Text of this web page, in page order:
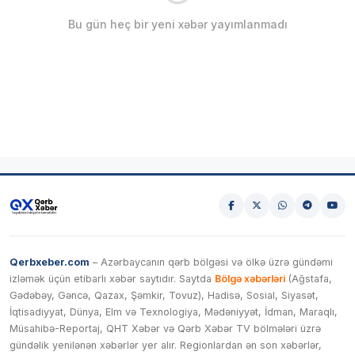
Bu gün heç bir yeni xəbər yayımlanmadı
Qerbxeber.com – Azərbaycanın qərb bölgəsi və ölkə üzrə gündəmi
izləmək üçün etibarlı xəbər saytıdır. Saytda Bölgə xəbərləri (Ağstafa,
Gədəbəy, Gəncə, Qazax, Şəmkir, Tovuz), Hadisə, Sosial, Siyasət,
İqtisadiyyat, Dünya, Elm və Texnologiya, Mədəniyyət, İdman, Maraqlı,
Müsahibə-Reportaj, QHT Xəbər və Qərb Xəbər TV bölmələri üzrə
gündəlik yenilənən xəbərlər yer alır. Regionlardan ən son xəbərlər,